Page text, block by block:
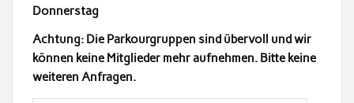
Donnerstag
Achtung: Die Parkourgruppen sind übervoll und wir
können keine Mitglieder mehr aufnehmen. Bitte keine
weiteren Anfragen.